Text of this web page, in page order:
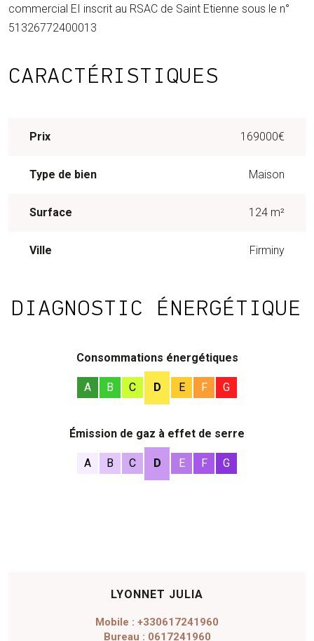
commercial EI inscrit au RSAC de Saint Etienne sous le n°
51326772400013
CARACTÉRISTIQUES
Prix 169000€
Type de bien Maison
Surface 124 m²
Ville Firminy
DIAGNOSTIC ÉNERGÉTIQUE
Consommations énergétiques
A B C D E F G
Émission de gaz à effet de serre
A B C D E F G
LYONNET JULIA
Mobile : +330617241960
Bureau : 0617241960